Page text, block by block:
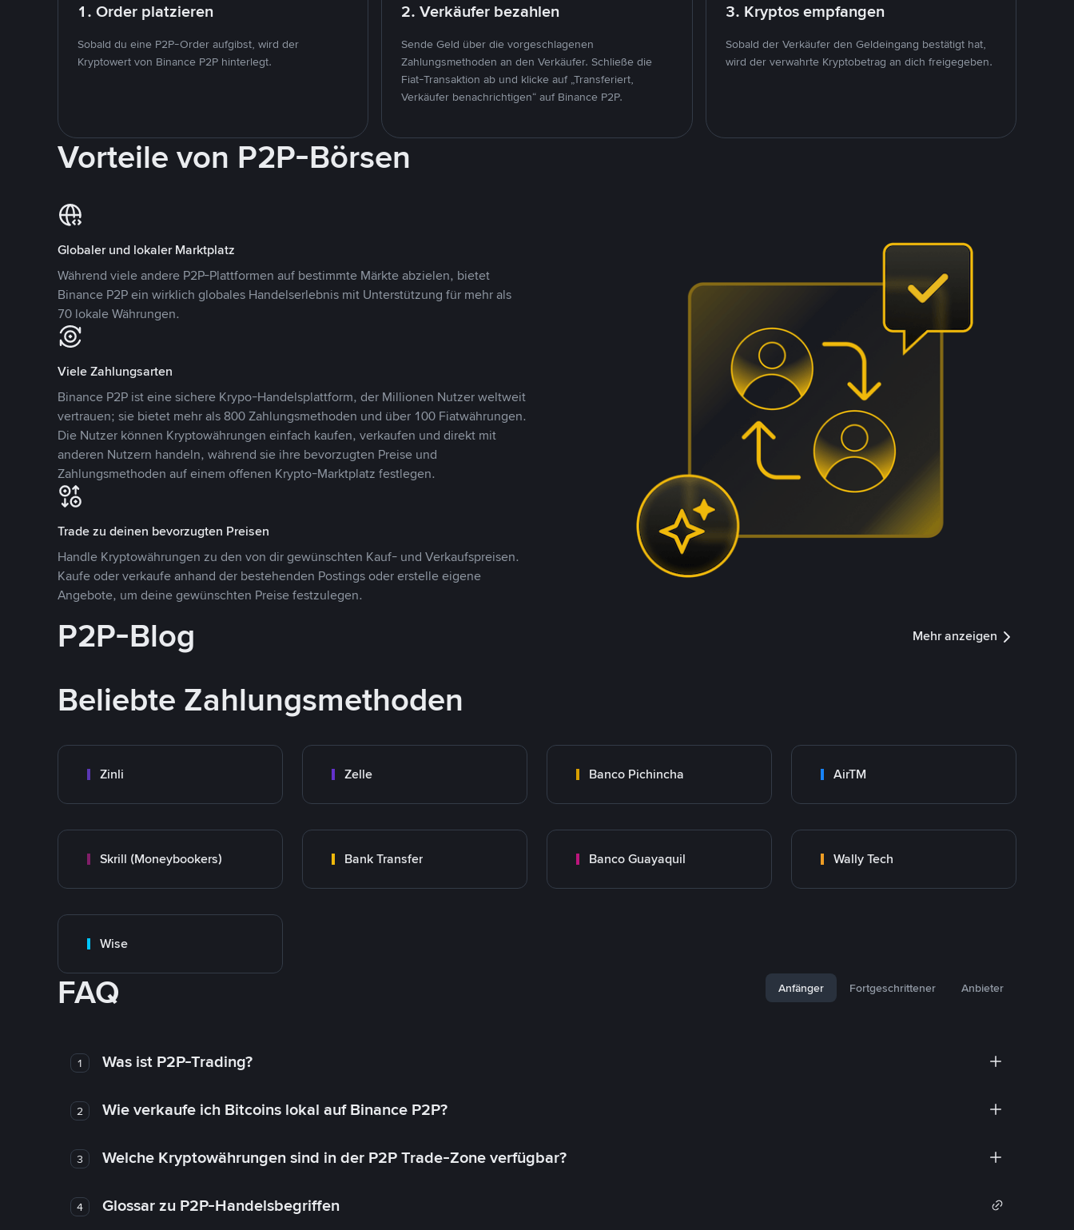
1. Order platzieren
Sobald du eine P2P-Order aufgibst, wird der
Kryptowert von Binance P2P hinterlegt.
2. Verkäufer bezahlen
Sende Geld über die vorgeschlagenen
Zahlungsmethoden an den Verkäufer. Schließe die
Fiat-Transaktion ab und klicke auf „Transferiert,
Verkäufer benachrichtigen“ auf Binance P2P.
3. Kryptos empfangen
Sobald der Verkäufer den Geldeingang bestätigt hat,
wird der verwahrte Kryptobetrag an dich freigegeben.
Vorteile von P2P-Börsen
Globaler und lokaler Marktplatz
Während viele andere P2P-Plattformen auf bestimmte Märkte abzielen, bietet
Binance P2P ein wirklich globales Handelserlebnis mit Unterstützung für mehr als
70 lokale Währungen.
Viele Zahlungsarten
Binance P2P ist eine sichere Krypo-Handelsplattform, der Millionen Nutzer weltweit
vertrauen; sie bietet mehr als 800 Zahlungsmethoden und über 100 Fiatwährungen.
Die Nutzer können Kryptowährungen einfach kaufen, verkaufen und direkt mit
anderen Nutzern handeln, während sie ihre bevorzugten Preise und
Zahlungsmethoden auf einem offenen Krypto-Marktplatz festlegen.
Trade zu deinen bevorzugten Preisen
Handle Kryptowährungen zu den von dir gewünschten Kauf- und Verkaufspreisen.
Kaufe oder verkaufe anhand der bestehenden Postings oder erstelle eigene
Angebote, um deine gewünschten Preise festzulegen.
P2P-Blog Mehr anzeigen
Beliebte Zahlungsmethoden
Zinli Zelle Banco Pichincha AirTM
Skrill (Moneybookers) Bank Transfer Banco Guayaquil Wally Tech
Wise
FAQ Anfänger Fortgeschrittener Anbieter
1 Was ist P2P-Trading?
2 Wie verkaufe ich Bitcoins lokal auf Binance P2P?
3 Welche Kryptowährungen sind in der P2P Trade-Zone verfügbar?
4 Glossar zu P2P-Handelsbegriffen